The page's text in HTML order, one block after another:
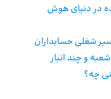
در دنیای هوش
شغلی حسابداران
و چند انبار